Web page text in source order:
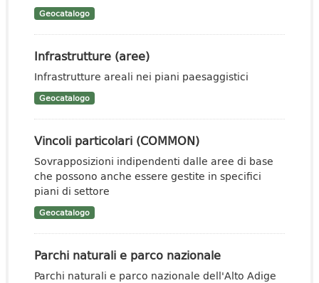
Geocatalogo
Infrastrutture (aree)
Infrastrutture areali nei piani paesaggistici
Geocatalogo
Vincoli particolari (COMMON)
Sovrapposizioni indipendenti dalle aree di base
che possono anche essere gestite in specifici
piani di settore
Geocatalogo
Parchi naturali e parco nazionale
Parchi naturali e parco nazionale dell'Alto Adige